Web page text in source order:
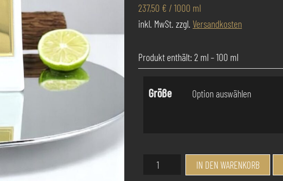
237,50 € /1000 ml
inkl. MwSt. zzgl.Versandkosten
Produkt enthält: 2 ml– 100 ml
Größe
Success
IN DEN WARENKORB